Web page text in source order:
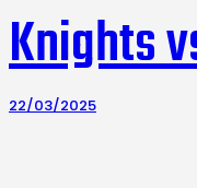
Knights
22/03/2025